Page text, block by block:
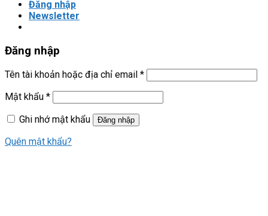
Đăng nhập
Newsletter
Đăng nhập
Tên tài khoản hoặc địa chỉ email *
Mật khẩu *
Ghi nhớ mật khẩu
Đăng nhập
Quên mật khẩu?